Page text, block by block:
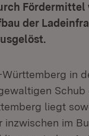
Fördermittel
der
in
liegt
im